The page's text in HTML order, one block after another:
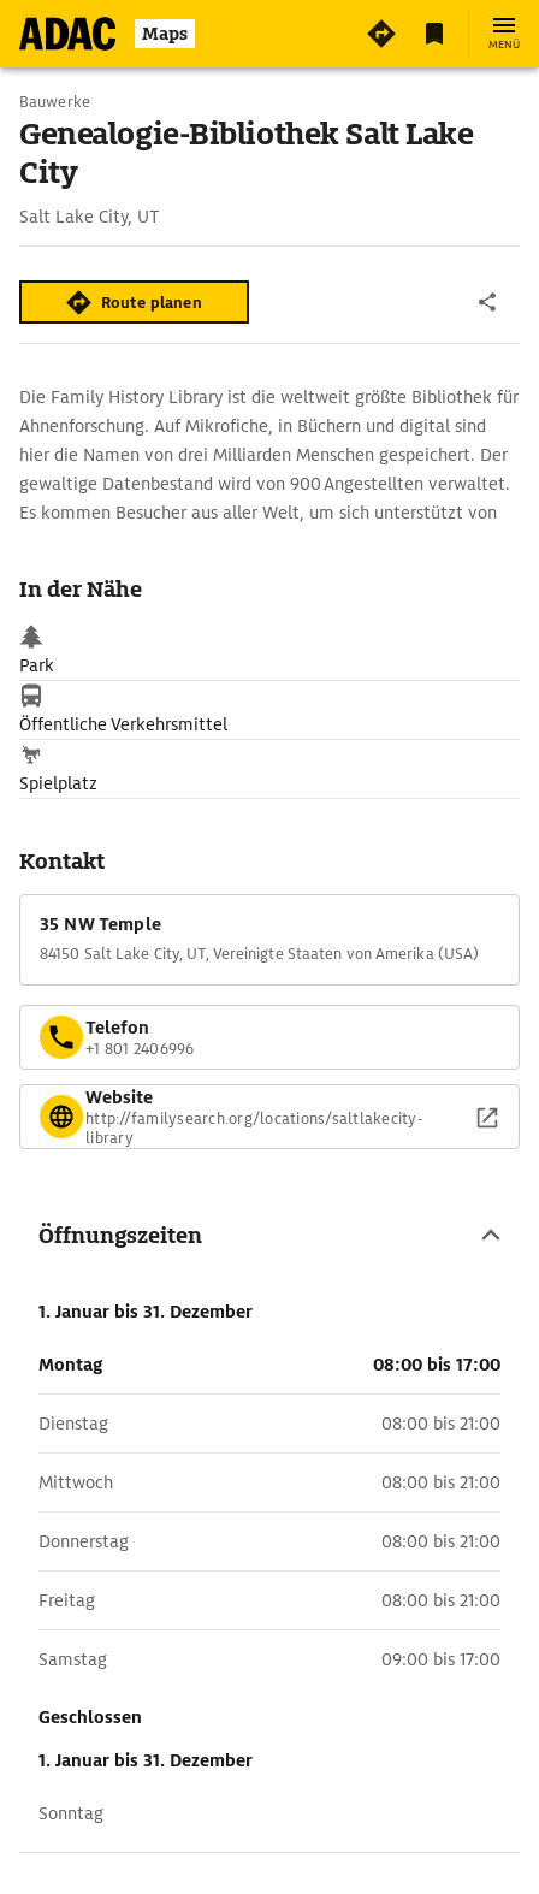
Maps MENÜ
Bauwerke
Genealogie-Bibliothek Salt Lake
City
Salt Lake City, UT
Route planen
Die Family History Library ist die weltweit größte Bibliothek für
Ahnenforschung. Auf Mikrofiche, in Büchern und digital sind
hier die Namen von drei Milliarden Menschen gespeichert. Der
gewaltige Datenbestand wird von 900 Angestellten verwaltet.
Es kommen Besucher aus aller Welt, um sich unterstützt von
In der Nähe
Park
Öffentliche Verkehrsmittel
Spielplatz
Kontakt
35 NW Temple
84150 Salt Lake City, UT, Vereinigte Staaten von Amerika (USA)
Telefon
+1 801 2406996
Website
http://familysearch.org/locations/saltlakecity-
library
Öffnungszeiten
1. Januar bis 31. Dezember
Montag 08:00 bis 17:00
Dienstag 08:00 bis 21:00
Mittwoch 08:00 bis 21:00
Donnerstag 08:00 bis 21:00
Freitag 08:00 bis 21:00
Samstag 09:00 bis 17:00
Geschlossen
1. Januar bis 31. Dezember
Sonntag